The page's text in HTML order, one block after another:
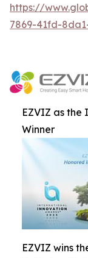
https://
7869-41fd-
EZVIZ as
Winner
EZVIZ wins